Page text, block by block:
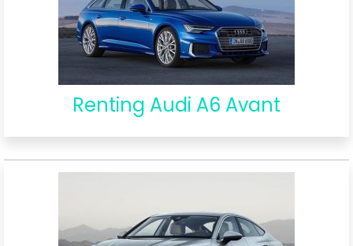
Renting Audi A6 Avant